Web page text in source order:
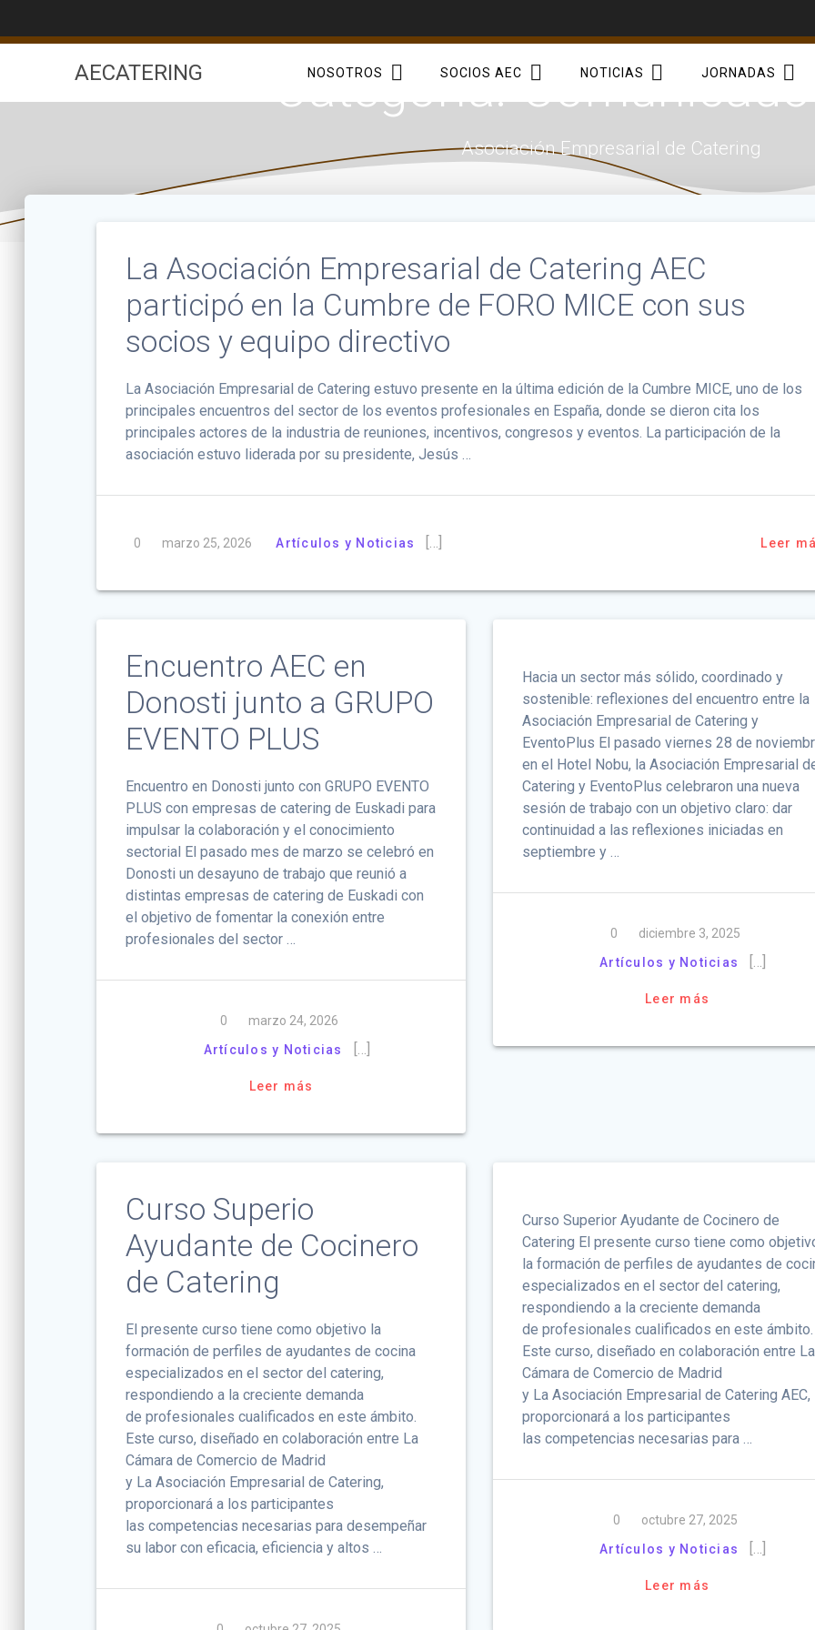
AECATERING NOSOTROS SOCIOS AEC NOTICIAS JORNADAS
Categoría:
Asociación Empresarial de Catering
La Asociación Empresarial de Catering AEC
participó en la Cumbre de FORO MICE con sus
socios y equipo directivo
La Asociación Empresarial de Catering estuvo presente en la última edición de la Cumbre MICE, uno de los
principales encuentros del sector de los eventos profesionales en España, donde se dieron cita los
principales actores de la industria de reuniones, incentivos, congresos y eventos. La participación de la
asociación estuvo liderada por su presidente, Jesús …
0 marzo 25, 2026 Artículos y Noticias Leer
Encuentro AEC en
Donosti junto a GRUPO
EVENTO PLUS
Encuentro en Donosti junto con GRUPO EVENTO
PLUS con empresas de catering de Euskadi para
impulsar la colaboración y el conocimiento
sectorial El pasado mes de marzo se celebró en
Donosti un desayuno de trabajo que reunió a
distintas empresas de catering de Euskadi con
el objetivo de fomentar la conexión entre
profesionales del sector …
0
marzo 24, 2026
Artículos y Noticias
Leer más
Hacia un sector más sólido, coordinado y
sostenible: reflexiones del encuentro entre la
Asociación Empresarial de Catering y
EventoPlus El pasado viernes 28 de
en el Hotel Nobu, la Asociación Empresarial
Catering y EventoPlus celebraron una nueva
sesión de trabajo con un objetivo claro: dar
continuidad a las reflexiones iniciadas en
septiembre y …
0
diciembre 3, 2025
Artículos y Noticias
Leer más
Curso Superio
Ayudante de Cocinero
de Catering
El presente curso tiene como objetivo la
formación de perfiles de ayudantes de cocina
especializados en el sector del catering,
respondiendo a la creciente demanda
de profesionales cualificados en este ámbito.
Este curso, diseñado en colaboración entre La
Cámara de Comercio de Madrid
y La Asociación Empresarial de Catering,
proporcionará a los participantes
las competencias necesarias para desempeñar
su labor con eficacia, eficiencia y altos …
Curso Superior Ayudante de Cocinero de
Catering El presente curso tiene como
la formación de perfiles de ayudantes de
especializados en el sector del catering,
respondiendo a la creciente demanda
de profesionales cualificados en este ámbito.
Este curso, diseñado en colaboración entre La
Cámara de Comercio de Madrid
y La Asociación Empresarial de Catering AEC,
proporcionará a los participantes
las competencias necesarias para …
0
octubre 27, 2025
Artículos y Noticias
Leer más